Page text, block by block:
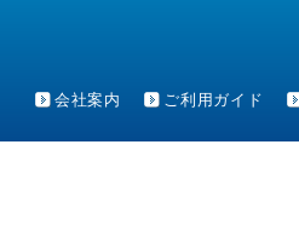
会社案内 ご利用ガイド